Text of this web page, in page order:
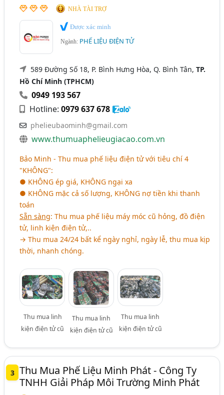
NHÀ TÀI TRỢ
Được xác minh
Ngành: PHẾ LIỆU ĐIỆN TỬ
589 Đường Số 18, P. Bình Hưng Hòa, Q. Bình Tân,TP.
Hồ Chí Minh (TPHCM)
0949 193 567
Hotline:0979 637 678
phelieubaominh@gmail.com
www.thumuaphelieugiacao.com.vn
Bảo Minh - Thu mua phế liệu điện tử với tiêu chí 4
"KHÔNG":
● KHÔNG ép giá, KHÔNG ngại xa
● KHÔNG mặc cả số lượng, KHÔNG nợ tiền khi thanh
toán
Sẵn sàng: Thu mua phế liệu máy móc cũ hỏng, đồ điện
tử, linh kiện điện tử,..
→ Thu mua 24/24 bất kể ngày nghỉ, ngày lễ, thu mua kịp
thời, nhanh chóng.
Thu mua linh
kiện điện tử cũ
Thu mua linh
kiện điện tử cũ
Thu mua linh
kiện điện tử cũ
3 Thu Mua Phế Liệu Minh Phát - Công Ty
TNHH Giải Pháp Môi Trường Minh Phát